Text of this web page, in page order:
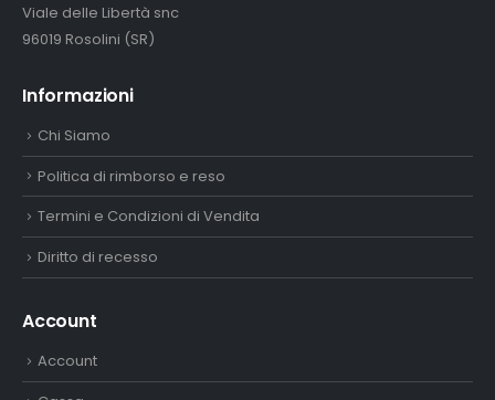
Viale delle Libertà snc
96019 Rosolini (SR)
Informazioni
Chi Siamo
Politica di rimborso e reso
Termini e Condizioni di Vendita
Diritto di recesso
Account
Account